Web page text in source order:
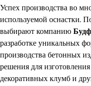
Успех производства во
используемой оснастки.
выбирают компанию
разработке уникальных
производства бетонных
решения для
декоративных клумб и